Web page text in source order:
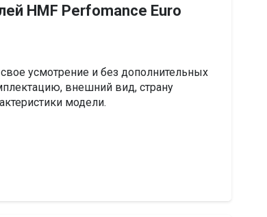
HMF Perfomance Euro
усмотрение и без дополнительных
внешний вид, страну
модели.